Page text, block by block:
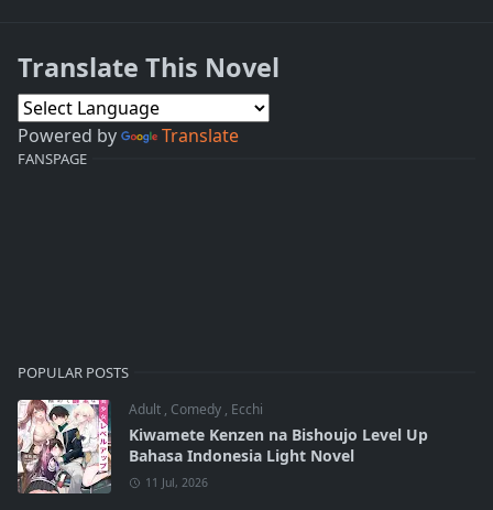
Translate This Novel
Powered by Translate
FANSPAGE
POPULAR POSTS
Adult , Comedy , Ecchi
Kiwamete Kenzen na Bishoujo Level Up
Bahasa Indonesia Light Novel
11 Jul, 2026